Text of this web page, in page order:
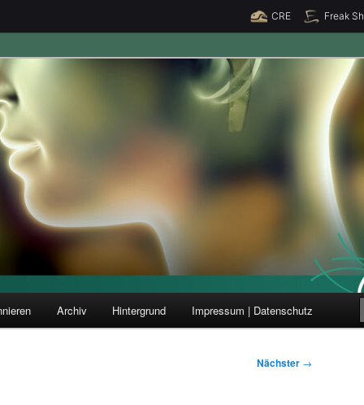
CRE Freak
und Forschung
Archiv Hintergrund Impressum | Datenschutz
Nächster →